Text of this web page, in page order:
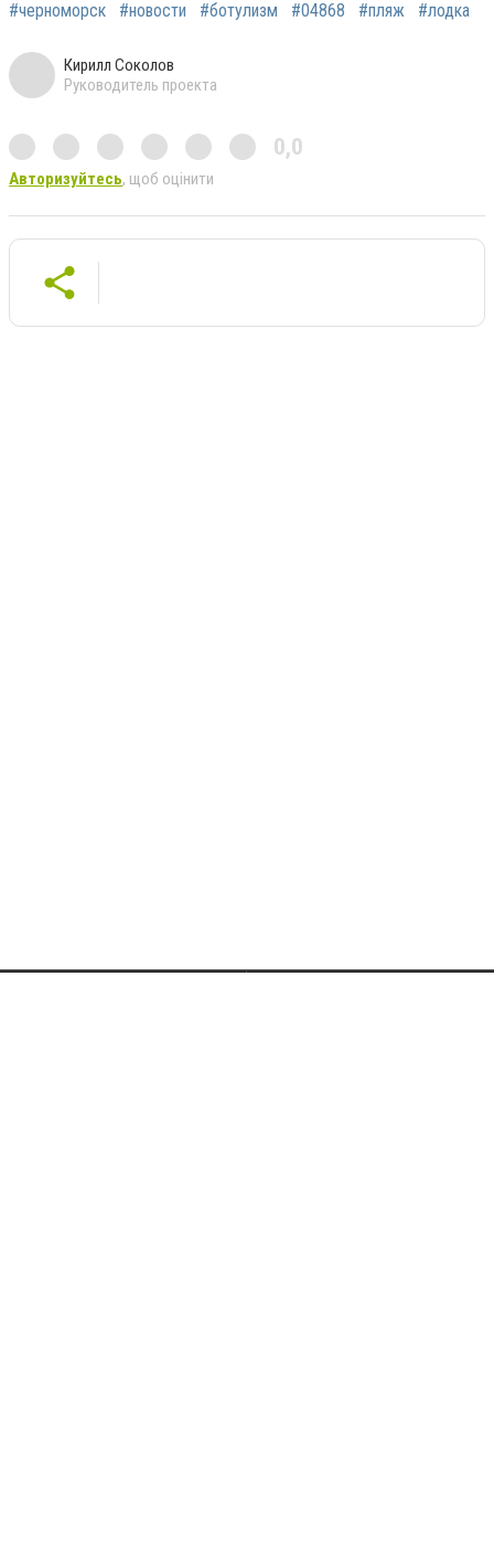
#черноморск #новости #ботулизм #04868 #пляж #лодка
Кирилл Соколов
Руководитель проекта
0,0
Авторизуйтесь, щоб оцінити